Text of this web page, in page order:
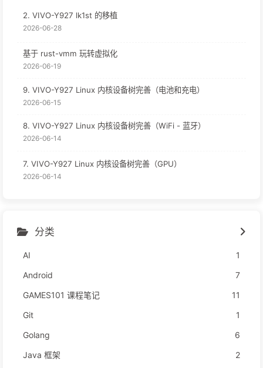
2. VIVO-Y927 lk1st 的移植
2026-06-28
基于 rust-vmm 玩转虚拟化
2026-06-19
9. VIVO-Y927 Linux 内核设备树完善（电池和充电）
2026-06-15
8. VIVO-Y927 Linux 内核设备树完善（WiFi - 蓝牙）
2026-06-14
7. VIVO-Y927 Linux 内核设备树完善（GPU）
2026-06-14
分类
AI
1
Android
7
GAMES101 课程笔记
11
Git
1
Golang
6
Java 框架
2